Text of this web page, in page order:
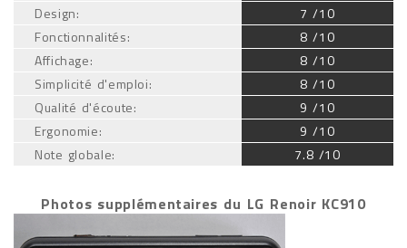
Design:
Fonctionnalités:
Affichage:
Simplicité d'emploi:
Qualité d'écoute:
Ergonomie:
Note globale:
7 /10
8 /10
8 /10
8 /10
9 /10
9 /10
7.8 /10
Photos supplémentaires du LG Renoir KC910